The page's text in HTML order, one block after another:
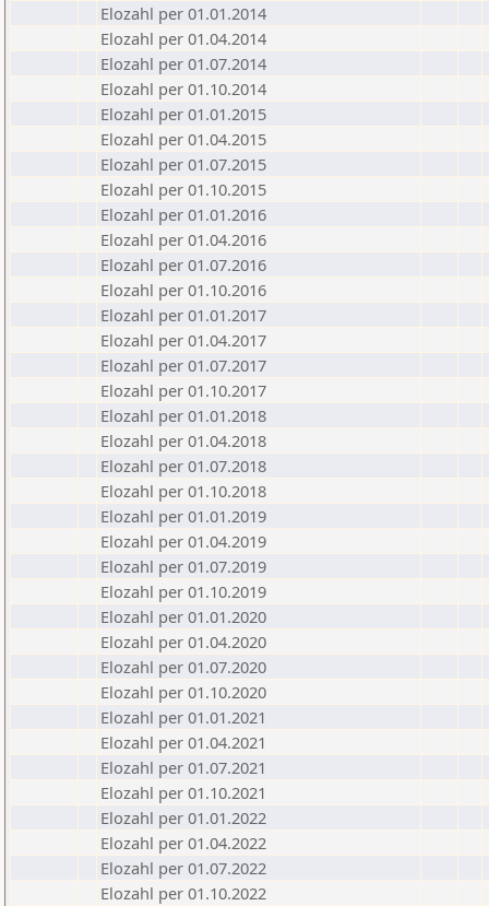
Elozahl per 01.01.2014
Elozahl per 01.04.2014
Elozahl per 01.07.2014
Elozahl per 01.10.2014
Elozahl per 01.01.2015
Elozahl per 01.04.2015
Elozahl per 01.07.2015
Elozahl per 01.10.2015
Elozahl per 01.01.2016
Elozahl per 01.04.2016
Elozahl per 01.07.2016
Elozahl per 01.10.2016
Elozahl per 01.01.2017
Elozahl per 01.04.2017
Elozahl per 01.07.2017
Elozahl per 01.10.2017
Elozahl per 01.01.2018
Elozahl per 01.04.2018
Elozahl per 01.07.2018
Elozahl per 01.10.2018
Elozahl per 01.01.2019
Elozahl per 01.04.2019
Elozahl per 01.07.2019
Elozahl per 01.10.2019
Elozahl per 01.01.2020
Elozahl per 01.04.2020
Elozahl per 01.07.2020
Elozahl per 01.10.2020
Elozahl per 01.01.2021
Elozahl per 01.04.2021
Elozahl per 01.07.2021
Elozahl per 01.10.2021
Elozahl per 01.01.2022
Elozahl per 01.04.2022
Elozahl per 01.07.2022
Elozahl per 01.10.2022